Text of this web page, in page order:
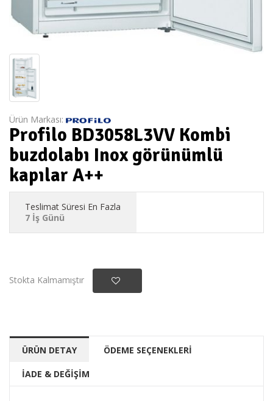
Ürün Markası:
Profilo BD3058L3VV Kombi
buzdolabı Inox görünümlü
kapılar A++
Teslimat Süresi En Fazla
7 İş Günü
Stokta Kalmamıştır
ÜRÜN DETAY ÖDEME SEÇENEKLERİ
İADE & DEĞİŞİM